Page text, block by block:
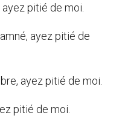
pitié de moi.
ayez pitié de
ayez pitié de moi.
pitié de moi.